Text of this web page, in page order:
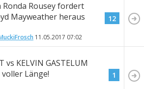
Ronda Rousey fordert
Mayweather heraus
11.05.2017 07:02
12
vs KELVIN GASTELUM
Länge!
1